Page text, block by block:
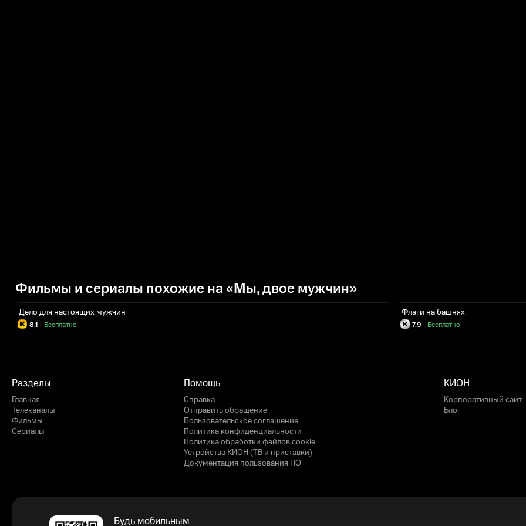
Фильмы и сериалы похожие на «Мы, двое мужчин»
Дело для настоящих мужчин
8.1 Бесплатно
·
Флаги на башнях
7.9 Бесплатно
·
Разделы
Главная
Телеканалы
Фильмы
Сериалы
Помощь
Справка
Отправить обращение
Пользовательское соглашение
Политика конфиденциальности
Политика обработки файлов cookie
Устройства КИОН (ТВ и приставки)
Документация пользования ПО
КИОН
Корпоративный сайт
Блог
Будь мобильным